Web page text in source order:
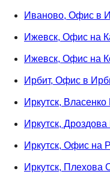
Иваново, Офис в
Ижевск, Офис на
Ижевск, Офис на
Ирбит, Офис в
Иркутск,
Иркутск,
Иркутск, Офис на
Иркутск, Плехова